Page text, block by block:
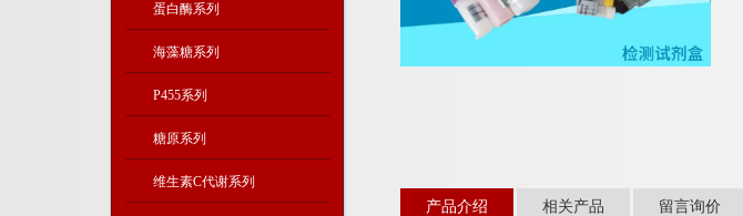
蛋白酶系列
海藻糖系列
P455系列
糖原系列
维生素C代谢系列
产品介绍 相关产品 留言询价